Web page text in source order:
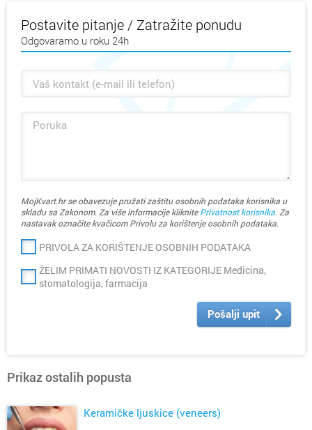
Postavite pitanje / Zatražite ponudu
Odgovaramo u roku 24h
MojKvart.hr se obavezuje pružati zaštitu osobnih podataka korisnika u
skladu sa Zakonom. Za više informacije kliknitePrivatnost korisnika. Za
nastavak označite kvačicom Privolu za korištenje osobnih podataka.
PRIVOLA ZA KORIŠTENJE OSOBNIH PODATAKA
ŽELIM PRIMATI NOVOSTI IZ KATEGORIJE Medicina,
stomatologija, farmacija
Pošalji upit
Prikaz ostalih popusta
Keramičke ljuskice (veneers)